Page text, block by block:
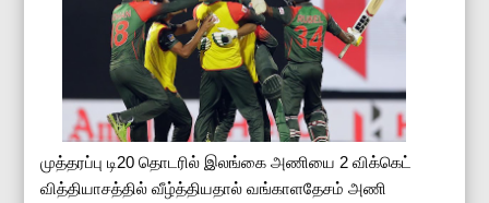
முத்தரப்பு டி20 தொடரில் இலங்கை அணியை 2 விக்கெட்
வித்தியாசத்தில் வீழ்த்தியதால் வங்காளதேசம் அணி